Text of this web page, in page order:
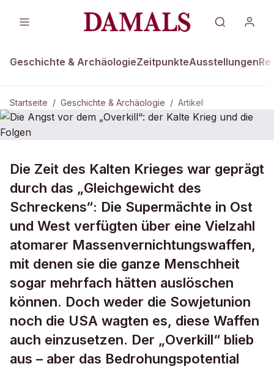
Geschichte & ArchäologieZeitpunkteAusstellungen
Startseite / Geschichte & Archäologie / Artikel
Die Angst vor dem „Overkill“: der
Kalte Krieg und die Folgen
Die Zeit des Kalten Krieges war geprägt
durch das „Gleichgewicht des
Schreckens“: Die Supermächte in Ost
und West verfügten über eine Vielzahl
atomarer Massenvernichtungswaffen,
mit denen sie die ganze Menschheit
sogar mehrfach hätten auslöschen
können. Doch weder die Sowjetunion
noch die USA wagten es, diese Waffen
auch einzusetzen. Der „Overkill“ blieb
aus – aber das Bedrohungspotential